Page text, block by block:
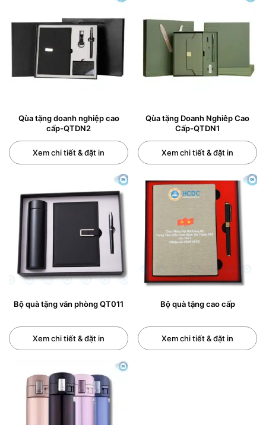
Qùa tặng doanh nghiệp cao
cấp-QTDN2
Xem chi tiết & đặt in
Qùa tặng Doanh Nghiêp Cao
Cấp-QTDN1
Xem chi tiết & đặt in
Bộ quà tặng văn phòng QT011
Xem chi tiết & đặt in
Bộ quà tặng cao cấp
Xem chi tiết & đặt in